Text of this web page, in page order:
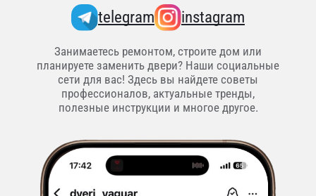
telegram instagram
Занимаетесь ремонтом, строите дом или
планируете заменить двери? Наши социальные
сети для вас! Здесь вы найдете советы
профессионалов, актуальные тренды,
полезные инструкции и многое другое.